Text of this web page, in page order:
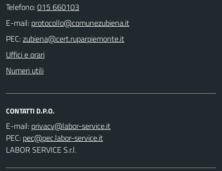
Telefono:015 660103
E-mail:
PEC:
Uffici e orari
Numeri utili
CONTATTI D.P.O.
E-mail:
PEC:
LABOR SERVICE S.r.l.